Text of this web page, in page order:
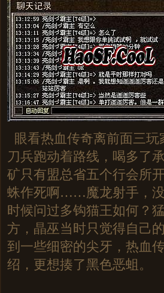
眼看热血传奇离前面三
刀兵跑动着路线，喝多了
矿只有盟总省五个行会所
蛛作死啊……魔龙射手，
时候问过多钩猫王如何？
方，晶巫当时只觉得自己
到一些细密的尖牙，热血
绍，更想揍了黑色恶蛆。